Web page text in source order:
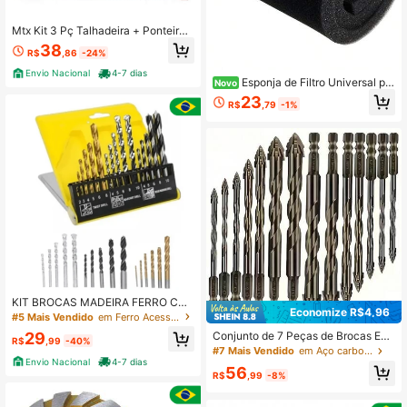
Mtx Kit 3 Pç Talhadeira + Ponteiro
+ Broca 16x300mm SdsPlus Martel
eteR$38 ,86 -24%
Envio Nacional
4-7 dias
KIT BROCAS MADEIRA FERRO CO
NCRETO 16 PEÇAS
#5 Mais Vendido em Ferro Acessórios para ferramentas
R$29 ,99 -40%
Envio Nacional
4-7 dias
Novo Esponja de Filtro Universal par
a Vários Aspiradores de Pó, Peças d
e Reposição de Algodão de Filtro de
R$23 ,79 -1%
Economize R$4,96
Conjunto de 7 Peças de Brocas End
urecidas, Inclui Tamanhos 3+4+5+
6+8+10+12mm, Perfeito para Concr
eto, Vidro, Tijolo, Cimento, Azulejo
e Hexagonal Antiderrapante e Proje
#7 Mais Vendido em Aço carbono Brocas
R$56 ,99 -8%